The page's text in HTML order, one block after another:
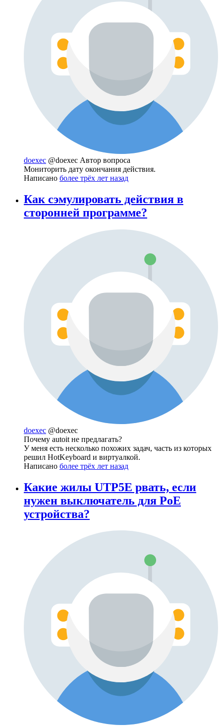
doexec @doexec Автор вопроса
Мониторить дату окончания действия.
Написано более трёх лет назад
Как сэмулировать действия в
сторонней программе?
doexec @doexec
Почему autoit не предлагать?
У меня есть несколько похожих задач, часть из которых
решил HotKeyboard и виртуалкой.
Написано более трёх лет назад
Какие жилы UTP5E рвать, если
нужен выключатель для PoE
устройства?